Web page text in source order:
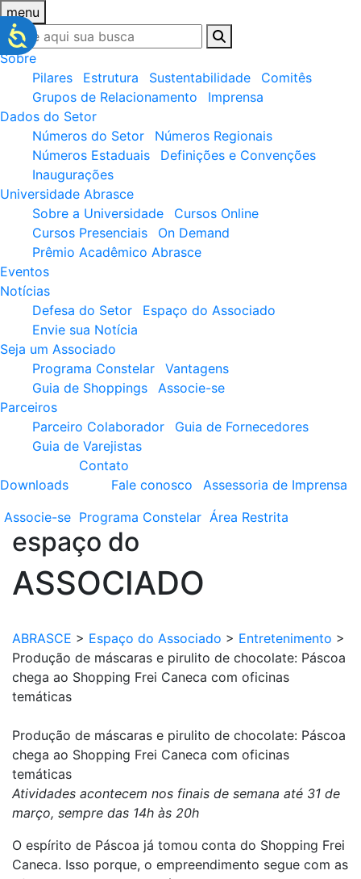
menu
Sobre
Pilares
Estrutura Sustentabilidade
Comitês
Grupos de Relacionamento
Imprensa
Dados do Setor
Números do Setor
Números Regionais
Números Estaduais
Definições e Convenções
Inaugurações
Universidade Abrasce
Sobre a Universidade
Cursos Online
Cursos Presenciais
On Demand
Prêmio Acadêmico Abrasce
Eventos
Notícias
Defesa do Setor
Espaço do Associado
Envie sua Notícia
Seja um Associado
Programa Constelar
Vantagens
Guia de Shoppings
Associe-se
Parceiros
Parceiro Colaborador
Guia de Fornecedores
Guia de Varejistas
Downloads
Contato
Fale conosco
Assessoria de Imprensa
Associe-se Programa Constelar Área Restrita
espaço do
ASSOCIADO
ABRASCE > Espaço do Associado > Entretenimento >
Produção de máscaras e pirulito de chocolate: Páscoa
chega ao Shopping Frei Caneca com oficinas
temáticas
Produção de máscaras e pirulito de chocolate: Páscoa
chega ao Shopping Frei Caneca com oficinas
temáticas
Atividades acontecem nos finais de semana até 31 de
março, sempre das 14h às 20h
O espírito de Páscoa já tomou conta do Shopping Frei
Caneca. Isso porque, o empreendimento segue com as